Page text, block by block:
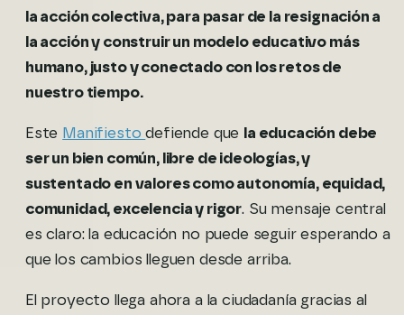
la acción colectiva, para pasar de la resignación a
la acción y construir un modelo educativo más
humano, justo y conectado con los retos de
nuestro tiempo.
Este Manifiestodefiende que
la educación debe
ser un bien común, libre de ideologías, y
sustentado en valores como autonomía, equidad,
comunidad, excelencia y rigor. Su mensaje central
es claro: la educación no puede seguir esperando a
que los cambios lleguen desde arriba.
El proyecto llega ahora a la ciudadanía gracias al